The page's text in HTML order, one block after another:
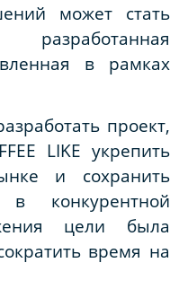
может стать
в рамках
проект,
LIKE укрепить
и сохранить
конкурентной
цели была
время на